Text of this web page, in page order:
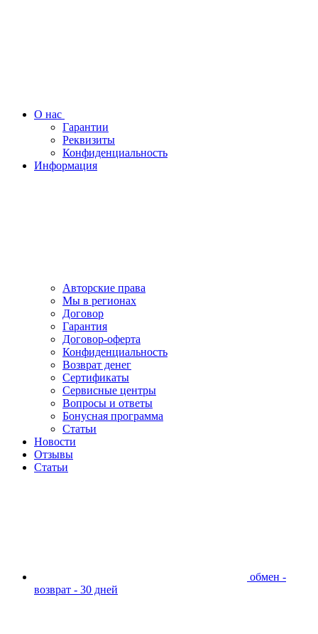
О нас
Гарантии
Реквизиты
Конфиденциальность
Информация
Авторские права
Мы в регионах
Договор
Гарантия
Договор-оферта
Конфиденциальность
Возврат денег
Сертификаты
Сервисные центры
Вопросы и ответы
Бонусная программа
Статьи
Новости
Отзывы
Статьи
обмен -
возврат - 30 дней